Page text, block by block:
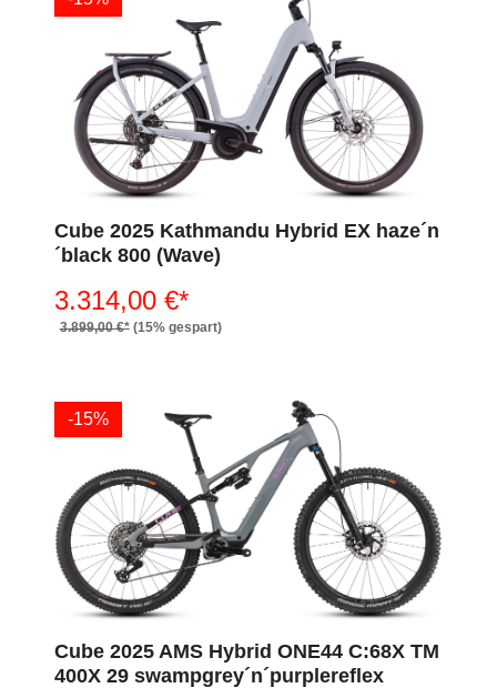
Cube 2025 Kathmandu Hybrid EX haze´n
´black 800 (Wave)
3.314,00 €*
3.899,00 €* (15% gespart)
-15%
Cube 2025 AMS Hybrid ONE44 C:68X TM
400X 29 swampgrey´n´purplereflex